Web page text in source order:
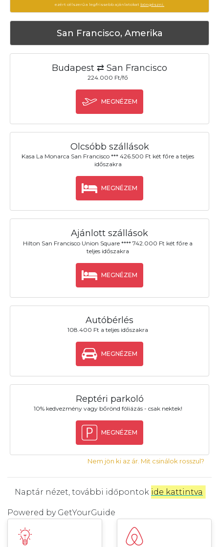
ezért célszerű a legfrissebb ajánlatokat böngészni.
San Francisco, Amerika
Budapest ⇄ San Francisco
224.000 Ft/fő
MEGNÉZEM
Olcsóbb szállások
Kasa La Monarca San Francisco *** 426.500 Ft két főre a teljes
időszakra
MEGNÉZEM
Ajánlott szállások
Hilton San Francisco Union Square **** 742.000 Ft két főre a
teljes időszakra
MEGNÉZEM
Autóbérlés
108.400 Ft a teljes időszakra
MEGNÉZEM
Reptéri parkoló
10% kedvezmény vagy bőrönd fóliázás - csak nektek!
MEGNÉZEM
Nem jön ki az ár. Mit csinálok rosszul?
Naptár nézet, további időpontok ide kattintva
Powered by GetYourGuide